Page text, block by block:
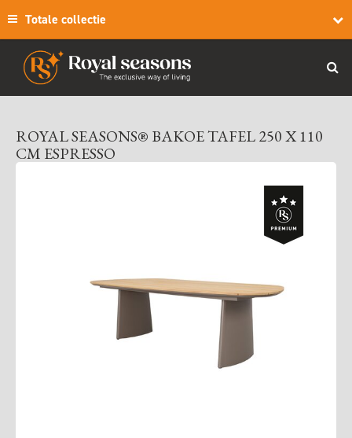
Totale collectie
ROYAL SEASONS® BAKOE TAFEL 250 X 110
CM ESPRESSO